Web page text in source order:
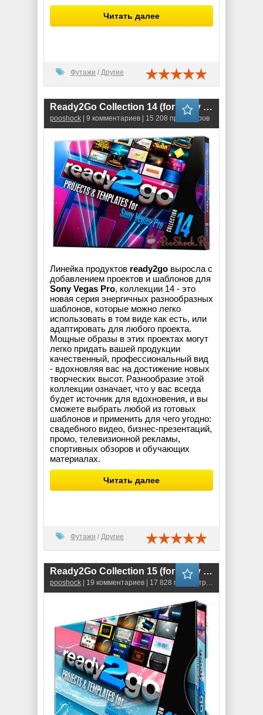
Читать далее
Футажи / Другие
Ready2Go Collection 14 (for Sony Vegas)
pooshock | 9 комментариев | 15 208 просмотров
Линейка продуктов ready2go выросла с
добавлением проектов и шаблонов для
Sony Vegas Pro, коллекции 14 - это
новая серия энергичных разнообразных
шаблонов, которые можно легко
использовать в том виде как есть, или
адаптировать для любого проекта.
Мощные образы в этих проектах могут
легко придать вашей продукции
качественный, профессиональный вид
- вдохновляя вас на достижение новых
творческих высот. Разнообразие этой
коллекции означает, что у вас всегда
будет источник для вдохновения, и вы
сможете выбрать любой из готовых
шаблонов и применить для чего угодно:
свадебного видео, бизнес-презентаций,
промо, телевизионной рекламы,
спортивных обзоров и обучающих
материалах.
Читать далее
Футажи / Другие
Ready2Go Collection 15 (for Sony Vegas)
pooshock | 19 комментариев | 17 828 просмотров